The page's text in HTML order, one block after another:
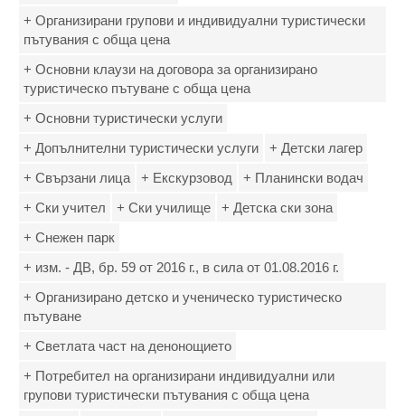
+ Организирани групови и индивидуални туристически
пътувания с обща цена
+ Основни клаузи на договора за организирано
туристическо пътуване с обща цена
+ Основни туристически услуги
+ Допълнителни туристически услуги
+ Детски лагер
+ Свързани лица
+ Екскурзовод
+ Планински водач
+ Ски учител
+ Ски училище
+ Детска ски зона
+ Снежен парк
+ изм. - ДВ, бр. 59 от 2016 г., в сила от 01.08.2016 г.
+ Организирано детско и ученическо туристическо
пътуване
+ Светлата част на денонощието
+ Потребител на организирани индивидуални или
групови туристически пътувания с обща цена